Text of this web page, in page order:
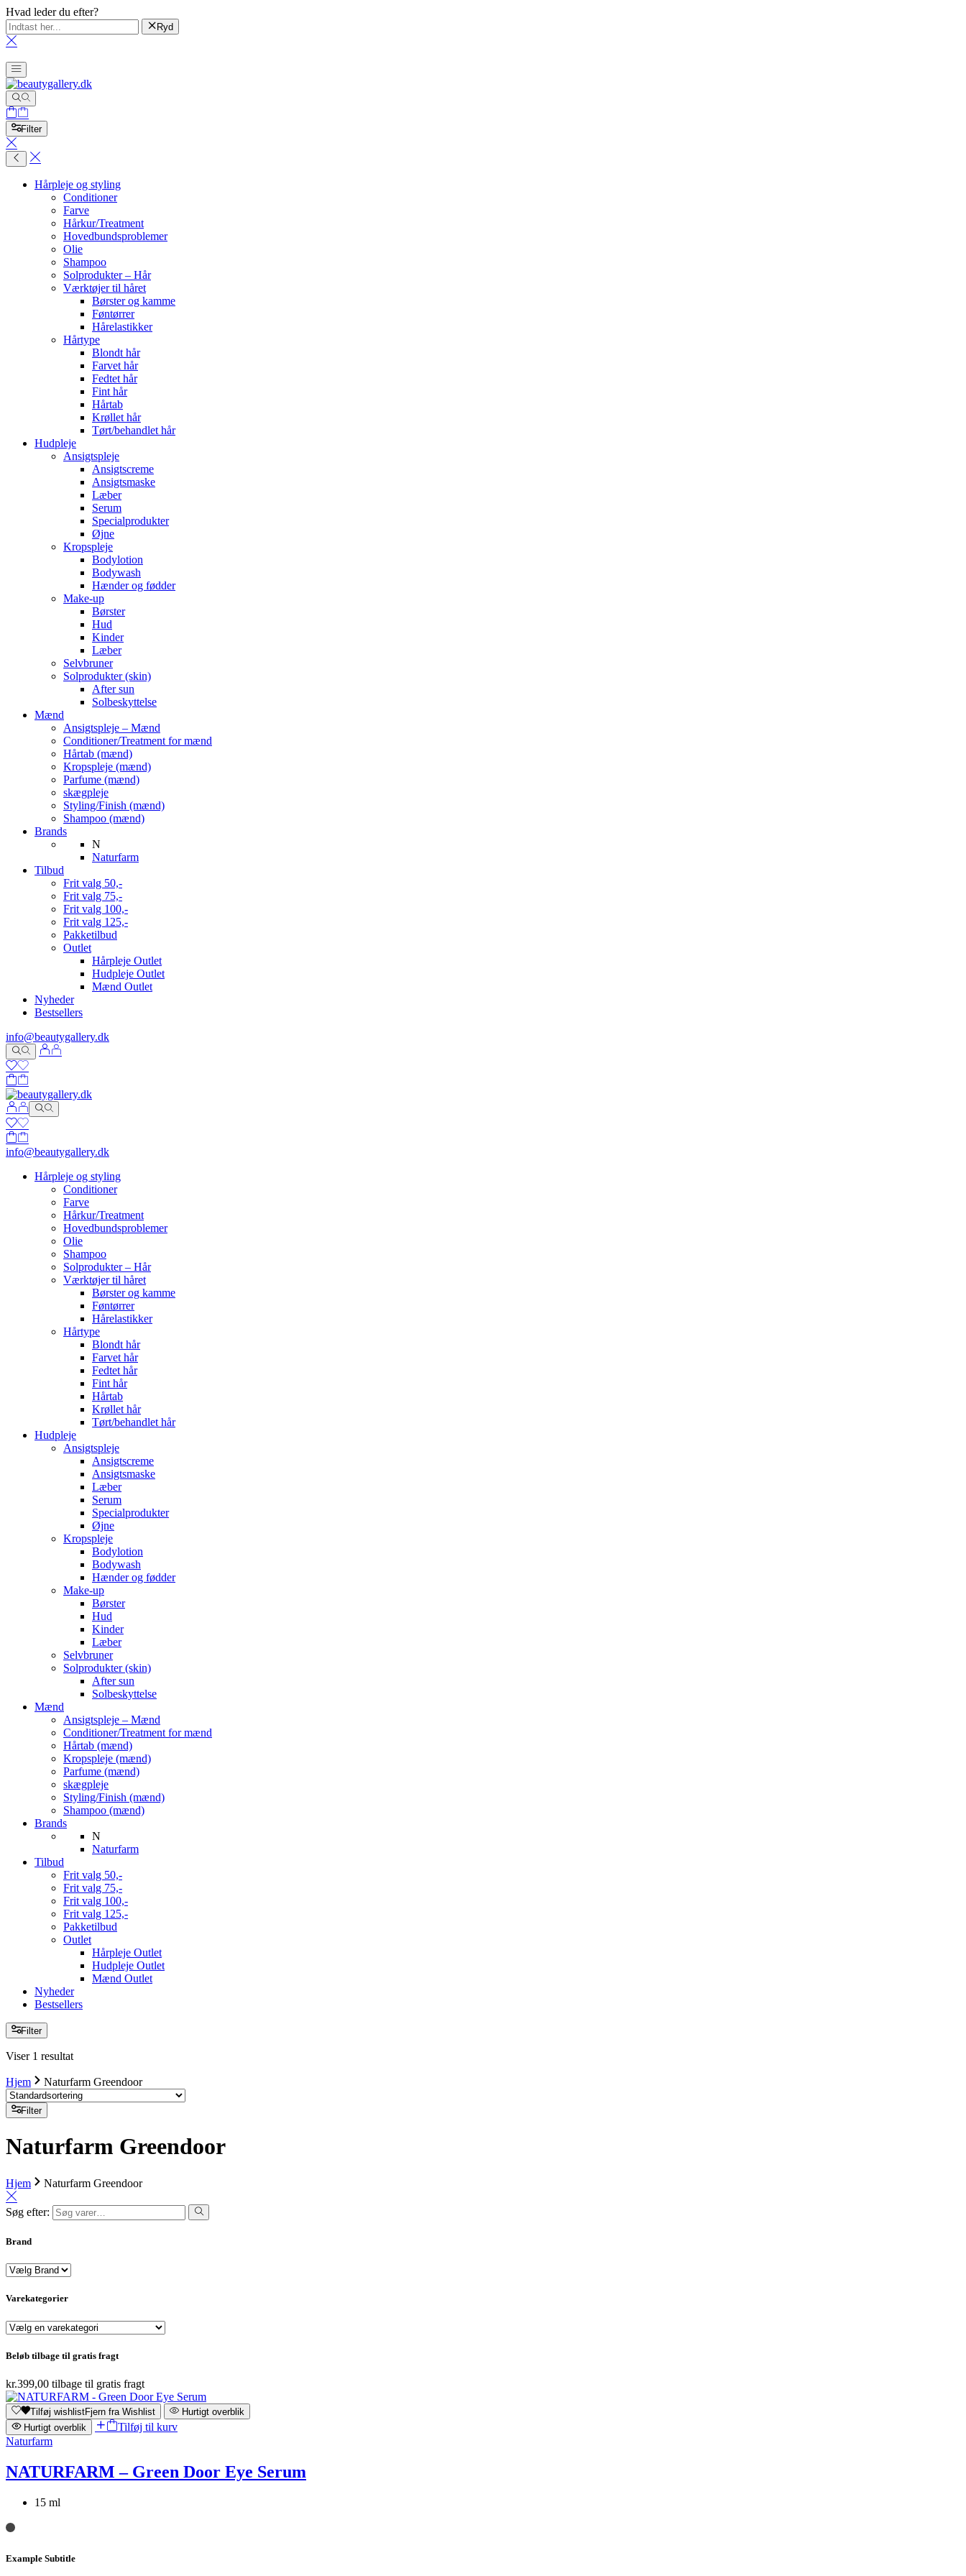
Hvad leder du efter?
Ryd
Filter
Hårpleje og styling
Conditioner
Farve
Hårkur/Treatment
Hovedbundsproblemer
Olie
Shampoo
Solprodukter – Hår
Værktøjer til håret
Børster og kamme
Føntørrer
Hårelastikker
Hårtype
Blondt hår
Farvet hår
Fedtet hår
Fint hår
Hårtab
Krøllet hår
Tørt/behandlet hår
Hudpleje
Ansigtspleje
Ansigtscreme
Ansigtsmaske
Læber
Serum
Specialprodukter
Øjne
Kropspleje
Bodylotion
Bodywash
Hænder og fødder
Make-up
Børster
Hud
Kinder
Læber
Selvbruner
Solprodukter (skin)
After sun
Solbeskyttelse
Mænd
Ansigtspleje – Mænd
Conditioner/Treatment for mænd
Hårtab (mænd)
Kropspleje (mænd)
Parfume (mænd)
skægpleje
Styling/Finish (mænd)
Shampoo (mænd)
Brands
N
Naturfarm
Tilbud
Frit valg 50,-
Frit valg 75,-
Frit valg 100,-
Frit valg 125,-
Pakketilbud
Outlet
Hårpleje Outlet
Hudpleje Outlet
Mænd Outlet
Nyheder
Bestsellers
info@beautygallery.dk
info@beautygallery.dk
Hårpleje og styling
Conditioner
Farve
Hårkur/Treatment
Hovedbundsproblemer
Olie
Shampoo
Solprodukter – Hår
Værktøjer til håret
Børster og kamme
Føntørrer
Hårelastikker
Hårtype
Blondt hår
Farvet hår
Fedtet hår
Fint hår
Hårtab
Krøllet hår
Tørt/behandlet hår
Hudpleje
Ansigtspleje
Ansigtscreme
Ansigtsmaske
Læber
Serum
Specialprodukter
Øjne
Kropspleje
Bodylotion
Bodywash
Hænder og fødder
Make-up
Børster
Hud
Kinder
Læber
Selvbruner
Solprodukter (skin)
After sun
Solbeskyttelse
Mænd
Ansigtspleje – Mænd
Conditioner/Treatment for mænd
Hårtab (mænd)
Kropspleje (mænd)
Parfume (mænd)
skægpleje
Styling/Finish (mænd)
Shampoo (mænd)
Brands
N
Naturfarm
Tilbud
Frit valg 50,-
Frit valg 75,-
Frit valg 100,-
Frit valg 125,-
Pakketilbud
Outlet
Hårpleje Outlet
Hudpleje Outlet
Mænd Outlet
Nyheder
Bestsellers
Filter
Viser 1 resultat
Hjem Naturfarm Greendoor
Filter
Naturfarm Greendoor
Hjem Naturfarm Greendoor
Søg efter:
Brand
Varekategorier
Beløb tilbage til gratis fragt
kr.399,00 tilbage til gratis fragt
Tilføj wishlistFjern fra Wishlist
Hurtigt overblik
Hurtigt overblik
Tilføj til kurv
Naturfarm
NATURFARM – Green Door Eye Serum
15 ml
Example Subtitle